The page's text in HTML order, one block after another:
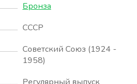
Бронза
СССР
Советский Союз (1924 -
1958)